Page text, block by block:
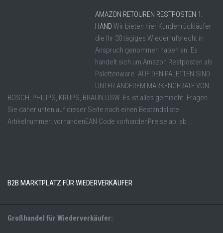
AMAZON RETOUREN RESTPOSTEN 1.
HAND Wir bieten hier Kundenrückläufer
die Ihr 30 tägiges Wiederrufsrecht in
Anspruch genommen haben an. Es
handelt sich um Amazon Restposten als
Palettenware. AUF DEN PALETTEN SIND
UNTER ANDEREM MARKENGERÄTE VON
BOSCH, PHILIPS, KRUPS, BRAUN USW. Es ist alles gemischt. Fragen
Sie daher unten auf dieser Seite nach einen Bestandsliste.
Artikelnummer: vorhandenEAN Code vorhandenPreise ab: ab ...
B2B MARKTPLATZ FÜR WIEDERVERKÄUFER
Großhandel für Wiederverkäufer: